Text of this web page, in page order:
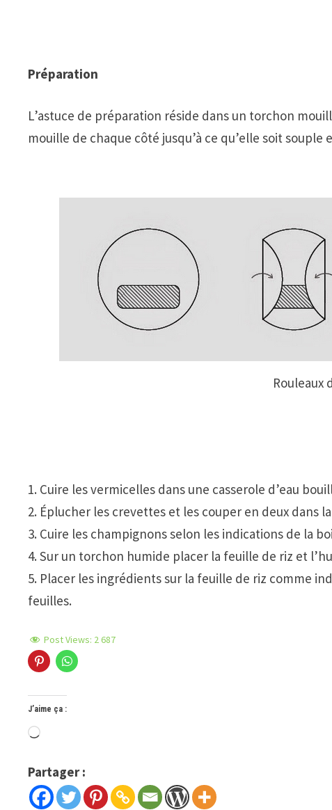
Préparation
L’astuce de préparation réside dans un torchon
mouille de chaque côté jusqu’à ce qu’elle soit souple
Rouleaux
1. Cuire les vermicelles dans une casserole d’eau
2. Éplucher les crevettes et les couper en deux dans
3. Cuire les champignons selon les indications de la
4. Sur un torchon humide placer la feuille de riz et
5. Placer les ingrédients sur la feuille de riz comme
feuilles.
Post Views: 2 687
J’aime ça :
Chargement…
Partager :